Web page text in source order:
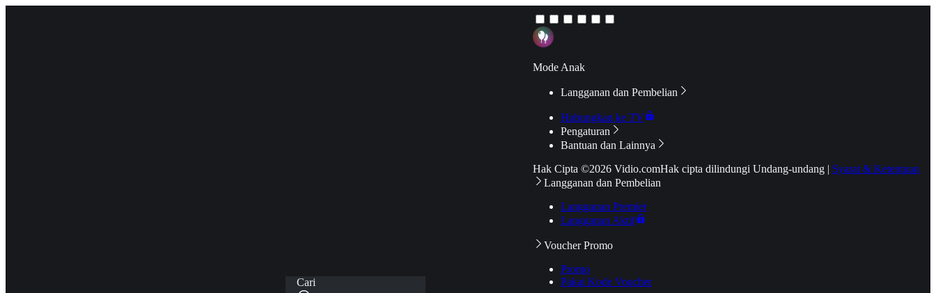
Cari
Mode Anak
Langganan dan Pembelian
Hubungkan ke TV
Pengaturan
Bantuan dan Lainnya
Hak Cipta ©2026 Vidio.comHak cipta dilindungi Undang-undang | Syarat & Ketentuan
Langganan dan Pembelian
Langganan Premier
Langganan Aktif
Voucher Promo
Promo
Pakai Kode Voucher